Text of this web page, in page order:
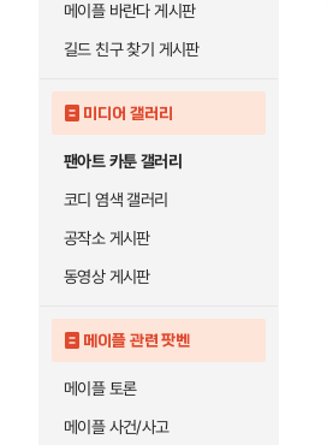
메이플 바란다 게시판
길드 친구 찾기 게시판
미디어 갤러리
팬아트 카툰 갤러리
코디 염색 갤러리
공작소 게시판
동영상 게시판
메이플 관련 팟벤
메이플 토론
메이플 사건/사고